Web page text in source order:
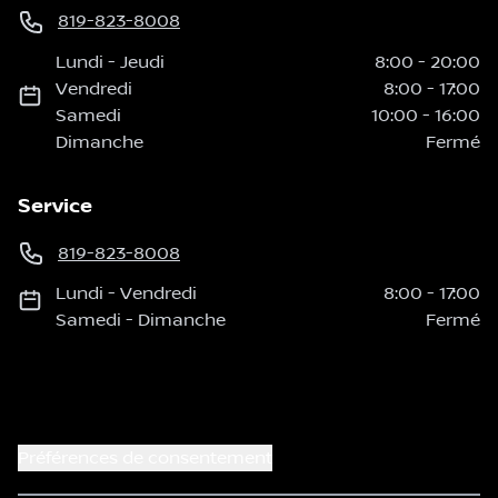
819-823-8008
Lundi -Jeudi 8:00 - 20:00
Vendredi
8:00 - 17:00
Samedi
10:00 - 16:00
Dimanche
Fermé
Service
819-823-8008
Lundi -Vendredi 8:00 - 17:00
Samedi - Dimanche Fermé